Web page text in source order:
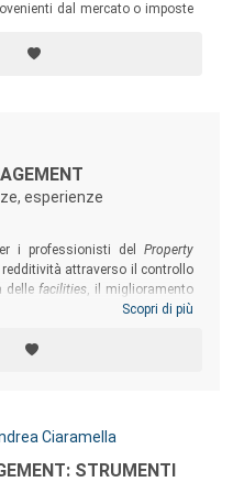
dal mercato o imposte
esperienze
i professionisti del Property
attraverso il controllo
delle facilities , il miglioramento
dei canoni di locazione.
perdere di vista il contesto
Scopri di più
Ciaramella
STRUMENTI